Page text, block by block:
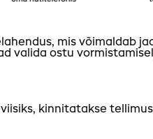
mis võimaldab
valida ostu
kinnitatakse